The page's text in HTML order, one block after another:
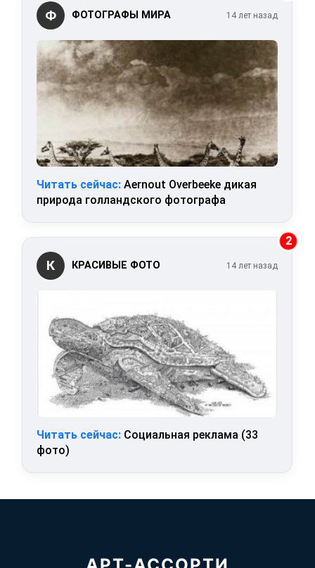
Ф ФОТОГРАФЫ МИРА 14 лет назад
Читать сейчас: Aernout Overbeeke дикая
природа голландского фотографа
2
К КРАСИВЫЕ ФОТО 14 лет назад
Читать сейчас: Социальная реклама (33
фото)